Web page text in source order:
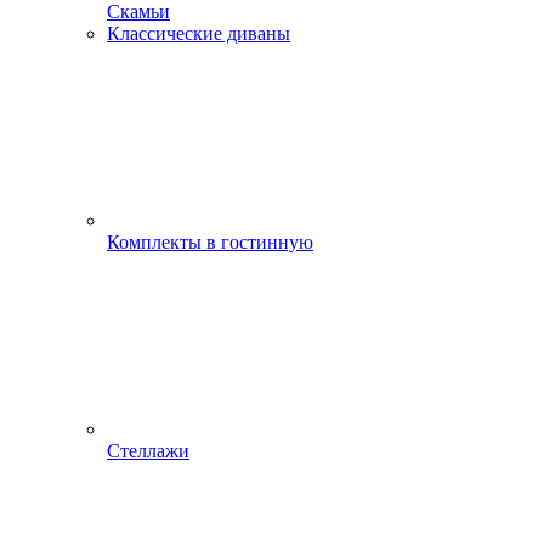
Скамьи
Классические диваны
Комплекты в гостинную
Стеллажи